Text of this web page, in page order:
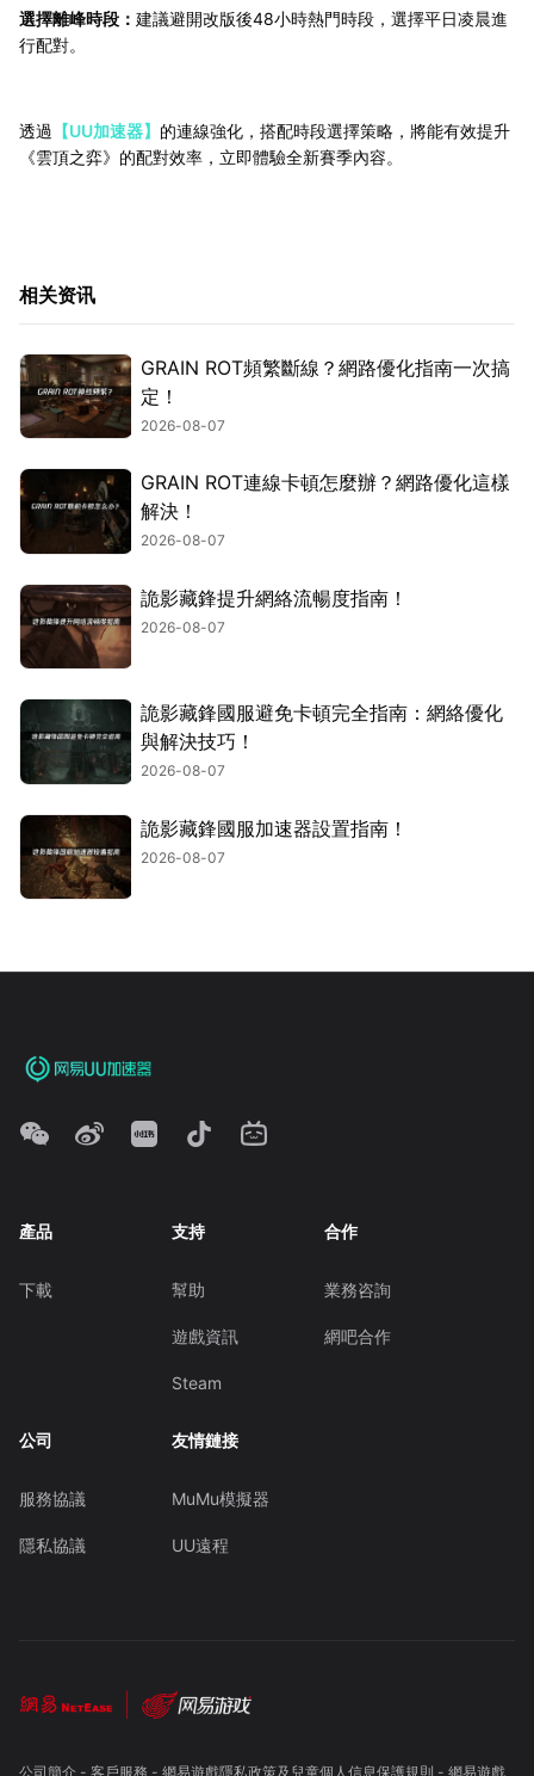
選擇離峰時段： 建議避開改版後48小時熱門時段，選擇平日凌晨進
行配對。
透過 【UU加速器】 的連線強化，搭配時段選擇策略，將能有效提升
《雲頂之弈》的配對效率，立即體驗全新賽季內容。
相关资讯
GRAIN ROT頻繁斷線？網路優化指南一次搞
定！
2026-08-07
GRAIN ROT連線卡頓怎麼辦？網路優化這樣
解決！
2026-08-07
詭影藏鋒提升網絡流暢度指南！
2026-08-07
詭影藏鋒國服避免卡頓完全指南：網絡優化
與解決技巧！
2026-08-07
詭影藏鋒國服加速器設置指南！
2026-08-07
產品
下載
支持
幫助
遊戲資訊
Steam
合作
業務咨詢
網吧合作
公司
服務協議
隱私協議
友情鏈接
MuMu模擬器
UU遠程
公司簡介- 客戶服務 - 網易遊戲隱私政策及兒童個人信息保護規則 - 網易遊戲